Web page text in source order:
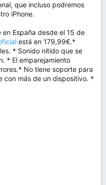
que incluso podremos
iPhone.
en España desde el 15 de
está en 179,99€.*
* Sonido nítido que se
* El emparejamiento
No tiene soporte para
con más de un dispositivo. *